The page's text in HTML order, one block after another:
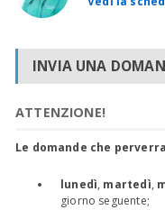
INVIA UNA
ATTENZIONE!
Le domande che
lunedì, martedì,
giorno seguente;